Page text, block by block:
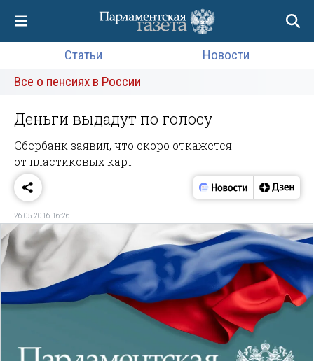
Статьи
Новости
Все о пенсиях в России
Деньги выдадут по голосу
Сбербанк заявил, что скоро откажется
от пластиковых карт
26.05.2016 16:26